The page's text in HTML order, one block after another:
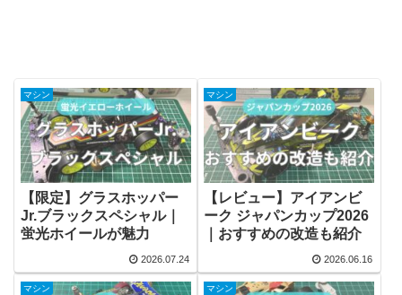
マシン
【限定】グラスホッパー
Jr.ブラックスペシャル｜
蛍光ホイールが魅力
2026.07.24
マシン
【レビュー】アイアンビ
ーク ジャパンカップ2026
｜おすすめの改造も紹介
2026.06.16
マシン マシン